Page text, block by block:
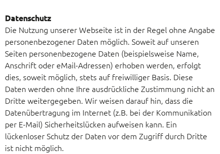
Datenschutz
Die Nutzung unserer Webseite ist in der Regel ohne Angabe
personenbezogener Daten möglich. Soweit auf unseren
Seiten personenbezogene Daten (beispielsweise Name,
Anschrift oder eMail-Adressen) erhoben werden, erfolgt
dies, soweit möglich, stets auf freiwilliger Basis. Diese
Daten werden ohne Ihre ausdrückliche Zustimmung nicht an
Dritte weitergegeben. Wir weisen darauf hin, dass die
Datenübertragung im Internet (z.B. bei der Kommunikation
per E-Mail) Sicherheitslücken aufweisen kann. Ein
lückenloser Schutz der Daten vor dem Zugriff durch Dritte
ist nicht möglich.